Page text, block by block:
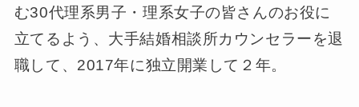
む30代理系男子・理系女子の皆さんのお役に
立てるよう、大手結婚相談所カウンセラーを退
職して、2017年に独立開業して２年。